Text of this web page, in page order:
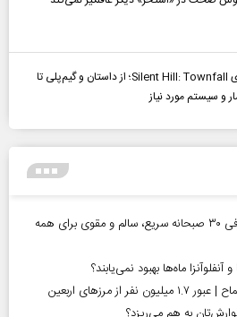
بررسی بازی Silent Hill: Townfall؛ از داستان و گیم‌پلی تا
و سیستم مورد نیاز
صبحانه چی درست کنم؟ معرفی ۳۰ صبحانه سریع، سالم و مقوی برای همه
آنفلوآنزا ماه‌ها بهبود نمی‌یابند؟